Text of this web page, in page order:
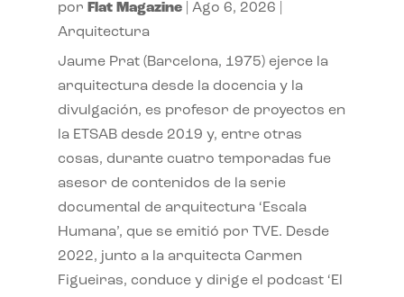
por Flat Magazine| Ago 6, 2026
Arquitectura
Jaume Prat (Barcelona, 1975) ejerce la
arquitectura desde la docencia y la
divulgación, es profesor de proyectos en
la ETSAB desde 2019 y, entre otras
cosas, durante cuatro temporadas fue
asesor de contenidos de la serie
documental de arquitectura ‘Escala
Humana’, que se emitió por TVE. Desde
2022, junto a la arquitecta Carmen
Figueiras, conduce y dirige el podcast ‘El